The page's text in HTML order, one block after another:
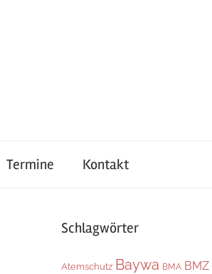
Termine Kontakt
Schlagwörter
Atemschutz Baywa BMA BMZ